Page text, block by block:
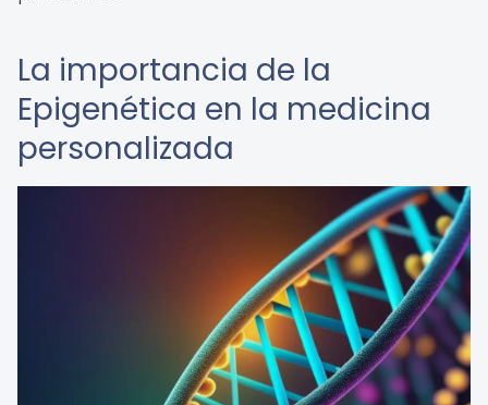
La importancia de la
Epigenética en la medicina
personalizada